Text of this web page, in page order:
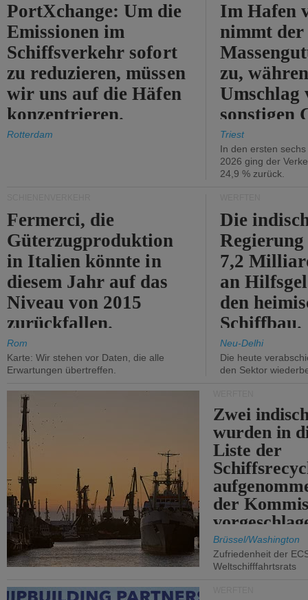
PortXchange: Um die
Emissionen im
Schiffsverkehr sofort
zu reduzieren, müssen
wir uns auf die Häfen
konzentrieren.
Rotterdam
Im Hafen
nimmt der
zu,
Umschlag
sonstigen
abnimmt.
Triest
In den ersten
2026 ging der
24,9 % zurück.
Fermerci, die
Güterzugproduktion
in Italien könnte in
diesem Jahr auf das
Niveau von 2015
zurückfallen.
Rom
Karte: Wir stehen vor Daten, die alle
Erwartungen übertreffen.
Die
7,2
an
den
Schiffbau.
Neu-Delhi
Die heute
den Sektor
Zwei
wurden in
Liste der
der
Brüssel/Washington
Zufriedenheit der
Weltschifffahrtsrats